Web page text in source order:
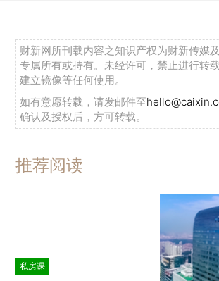
财新网所刊载内容之知识产权为财新传媒
专属所有或持有。未经许可，禁止进行转
建立镜像等任何使用。
如有意愿转载，请发邮件至
确认及授权后，方可转载。
推荐阅读
私房课